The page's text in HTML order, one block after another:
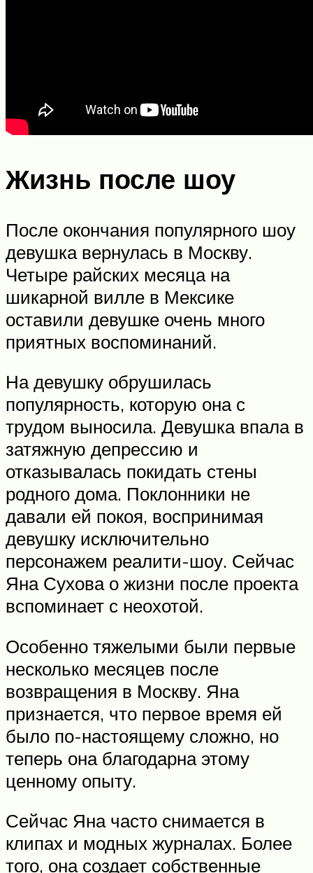
Жизнь после шоу
После окончания популярного шоу
девушка вернулась в Москву.
Четыре райских месяца на
шикарной вилле в Мексике
оставили девушке очень много
приятных воспоминаний.
На девушку обрушилась
популярность, которую она с
трудом выносила. Девушка впала в
затяжную депрессию и
отказывалась покидать стены
родного дома. Поклонники не
давали ей покоя, воспринимая
девушку исключительно
персонажем реалити-шоу. Сейчас
Яна Сухова о жизни после проекта
вспоминает с неохотой.
Особенно тяжелыми были первые
несколько месяцев после
возвращения в Москву. Яна
признается, что первое время ей
было по-настоящему сложно, но
теперь она благодарна этому
ценному опыту.
Сейчас Яна часто снимается в
клипах и модных журналах. Более
того, она создает собственные